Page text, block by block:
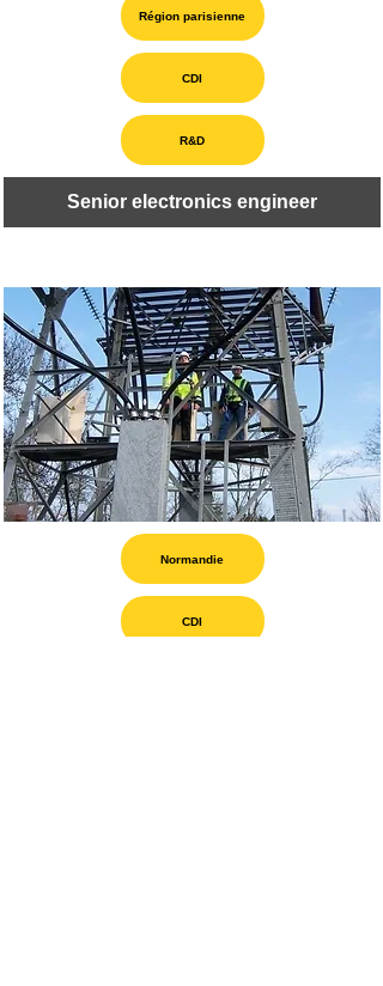
Région parisienne
CDI
R&D
Senior electronics engineer
Normandie
CDI